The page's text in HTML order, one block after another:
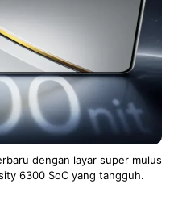
dengan layar super mulus
6300 SoC yang tangguh.